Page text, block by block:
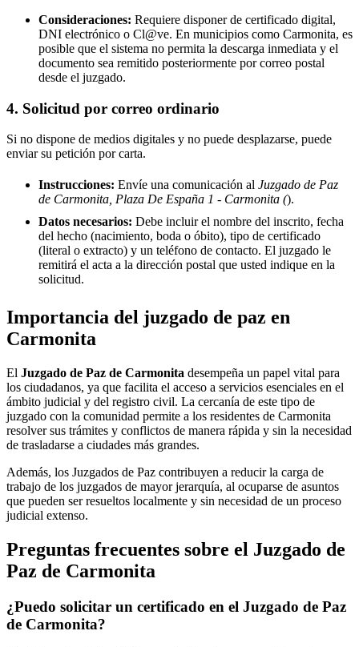
Consideraciones: Requiere disponer de certificado digital,
DNI electrónico o Cl@ve. En municipios como Carmonita, es
posible que el sistema no permita la descarga inmediata y el
documento sea remitido posteriormente por correo postal
desde el juzgado.
4. Solicitud por correo ordinario
Si no dispone de medios digitales y no puede desplazarse, puede
enviar su petición por carta.
Instrucciones: Envíe una comunicación al Juzgado de Paz
de Carmonita, Plaza De España 1 - Carmonita ().
Datos necesarios: Debe incluir el nombre del inscrito, fecha
del hecho (nacimiento, boda o óbito), tipo de certificado
(literal o extracto) y un teléfono de contacto. El juzgado le
remitirá el acta a la dirección postal que usted indique en la
solicitud.
Importancia del juzgado de paz en
Carmonita
El Juzgado de Paz de Carmonita desempeña un papel vital para
los ciudadanos, ya que facilita el acceso a servicios esenciales en el
ámbito judicial y del registro civil. La cercanía de este tipo de
juzgado con la comunidad permite a los residentes de Carmonita
resolver sus trámites y conflictos de manera rápida y sin la necesidad
de trasladarse a ciudades más grandes.
Además, los Juzgados de Paz contribuyen a reducir la carga de
trabajo de los juzgados de mayor jerarquía, al ocuparse de asuntos
que pueden ser resueltos localmente y sin necesidad de un proceso
judicial extenso.
Preguntas frecuentes sobre el Juzgado de
Paz de Carmonita
¿Puedo solicitar un certificado en el Juzgado de Paz
de Carmonita?